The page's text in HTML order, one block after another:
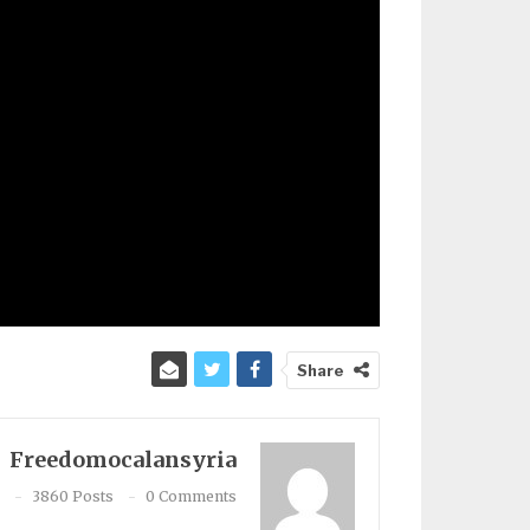
Share
Freedomocalansyria
3860 Posts 0 Comments